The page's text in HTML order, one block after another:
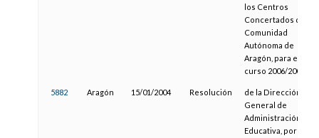
los Centros
Concertados de la
Comunidad
Autónoma de
Aragón, para el
curso 2006/2007
5882 Aragón 15/01/2004 Resolución
de la Dirección
General de
Administración
Educativa, por la